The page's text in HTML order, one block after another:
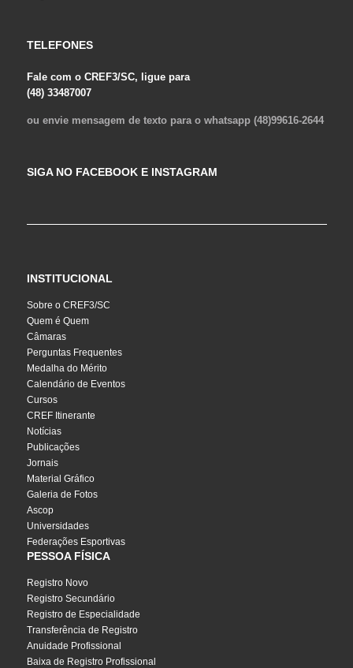
TELEFONES
Fale com o CREF3/SC, ligue para
(48) 33487007
ou envie mensagem de texto para o whatsapp (48)99616-2644
SIGA NO FACEBOOK E INSTAGRAM
INSTITUCIONAL
Sobre o CREF3/SC
Quem é Quem
Câmaras
Perguntas Frequentes
Medalha do Mérito
Calendário de Eventos
Cursos
CREF Itinerante
Notícias
Publicações
Jornais
Material Gráfico
Galeria de Fotos
Ascop
Universidades
Federações Esportivas
PESSOA FÍSICA
Registro Novo
Registro Secundário
Registro de Especialidade
Transferência de Registro
Anuidade Profissional
Baixa de Registro Profissional